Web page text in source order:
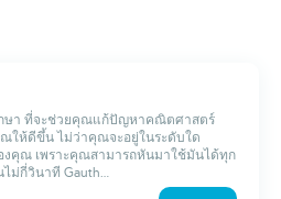
ษา ที่จะช่วยคุณแก้ปัญหาคณิตศาสตร์
ให้ดีขึ้น ไม่ว่าคุณจะอยู่ในระดับใด
งคุณ เพราะคุณสามารถหันมาใช้มันได้ทุก
ม่กี่วินาที Gauth...